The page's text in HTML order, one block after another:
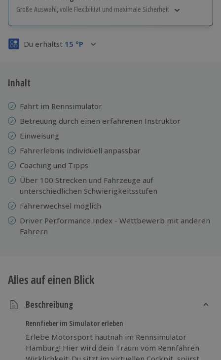
Große Auswahl, volle Flexibilität und maximale Sicherheit
Volle Flexibilität
3 Jahre gültig & verlängerbar.
Du erhältst 15 °P
Inhalt
Fahrt im Rennsimulator
Betreuung durch einen erfahrenen Instruktor
Einweisung
Fahrerlebnis individuell anpassbar
Coaching und Tipps
Über 100 Strecken und Fahrzeuge auf
unterschiedlichen Schwierigkeitsstufen
Fahrerwechsel möglich
Driver Performance Index - Wettbewerb mit anderen
Fahrern
Alles auf einen Blick
Beschreibung
Rennfieber im Simulator erleben
Erlebe Motorsport hautnah im Rennsimulator
Hamburg! Hier wird dein Traum vom Rennfahren